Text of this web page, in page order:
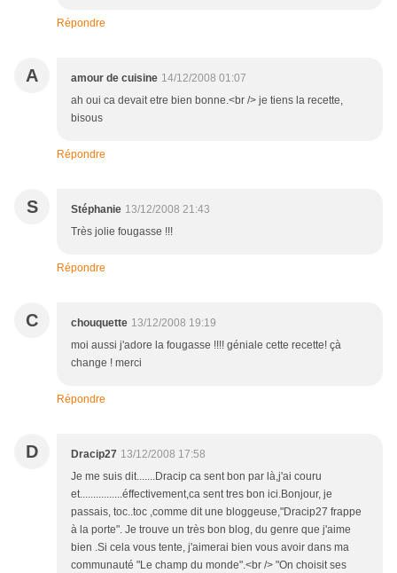
Répondre
A amour de cuisine 14/12/2008 01:07
ah oui ca devait etre bien bonne.<br /> je tiens la recette,
bisous
Répondre
S Stéphanie 13/12/2008 21:43
Très jolie fougasse !!!
Répondre
C chouquette 13/12/2008 19:19
moi aussi j'adore la fougasse !!!! géniale cette recette! çà
change ! merci
Répondre
D Dracip27 13/12/2008 17:58
Je me suis dit.......Dracip ca sent bon par là,j'ai couru
et................éffectivement,ca sent tres bon ici.Bonjour, je
passais, toc..toc ,comme dit une bloggeuse,"Dracip27 frappe
à la porte". Je trouve un très bon blog, du genre que j'aime
bien .Si cela vous tente, j'aimerai bien vous avoir dans ma
communauté "Le champ du monde".<br /> "On choisit ses